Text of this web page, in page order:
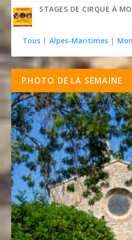
STAGES DE CIRQUE À
Tous | Alpes-Maritimes |
PHOTO DE LA SEMAINE